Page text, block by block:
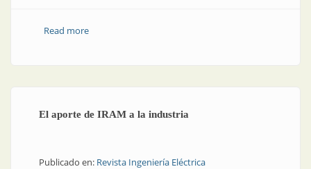
Read moreabout La experiencia de estar certificado
El aporte de IRAM a la industria
Publicado en: Revista Ingeniería Eléctrica